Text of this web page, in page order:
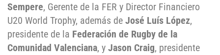
Sempere, Gerente de la FER y Director Financiero
U20 World Trophy, además de José Luís López,
presidente de la Federación de Rugby de la
Comunidad Valenciana, y Jason Craig, presidente